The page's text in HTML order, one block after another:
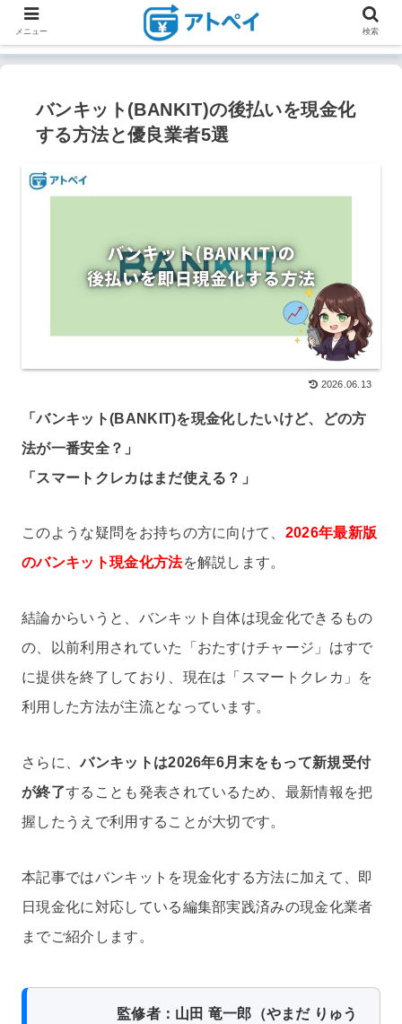
バンキット(BANKIT)の後払いを現金化
する方法と優良業者5選
2026.06.13
「バンキット(BANKIT)を現金化したいけど、どの方
法が一番安全？」
「スマートクレカはまだ使える？」
このような疑問をお持ちの方に向けて、 2026年最新版
のバンキット現金化方法を解説します。
結論からいうと、バンキット自体は現金化できるもの
の、以前利用されていた「おたすけチャージ」はすで
に提供を終了しており、現在は「スマートクレカ」を
利用した方法が主流となっています。
さらに、バンキットは2026年6月末をもって新規受付
が終了することも発表されているため、最新情報を把
握したうえで利用することが大切です。
本記事ではバンキットを現金化する方法に加えて、即
日現金化に対応している編集部実践済みの現金化業者
までご紹介します。
監修者：山田 竜一郎（やまだ りゅう
メニュー 検索